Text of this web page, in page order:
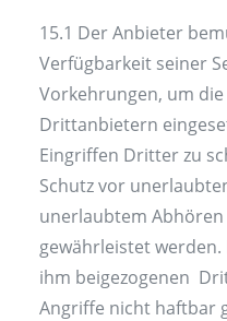
15.1 Der Anbieter
Verfügbarkeit seiner
Vorkehrungen, um
Drittanbietern
Eingriffen Dritter zu
Schutz vor
unerlaubtem
gewährleistet
ihm beigezogenen
Angriffe nicht haftbar